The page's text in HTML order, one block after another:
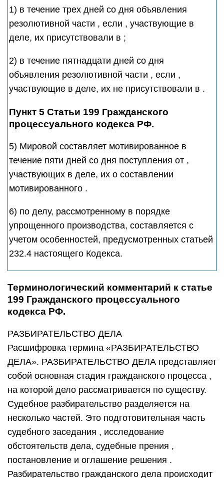
1) в течение трех дней со дня объявления
резолютивной части , если , участвующие в
деле, их присутствовали в ;
2) в течение пятнадцати дней со дня
объявления резолютивной части , если ,
участвующие в деле, их не присутствовали в .
Пункт 5 Статьи 199 Гражданского
процессуального кодекса РФ.
5) Мировой составляет мотивированное в
течение пяти дней со дня поступления от ,
участвующих в деле, их о составлении
мотивированного .
6) по делу, рассмотренному в порядке
упрощенного производства, составляется с
учетом особенностей, предусмотренных статьей
232.4 настоящего Кодекса.
Терминологический комментарий к статье
199 Гражданского процессуального
кодекса РФ.
РАЗБИРАТЕЛЬСТВО ДЕЛА
Расшифровка термина «РАЗБИРАТЕЛЬСТВО
ДЕЛА». РАЗБИРАТЕЛЬСТВО ДЕЛА представляет
собой основная стадия гражданского процесса ,
на которой дело рассматривается по существу.
Судебное разбирательство разделяется на
несколько частей. Это подготовительная часть
судебного заседания , исследование
обстоятельств дела, судебные прения ,
постановление и оглашение решения .
Разбирательство гражданского дела происходит